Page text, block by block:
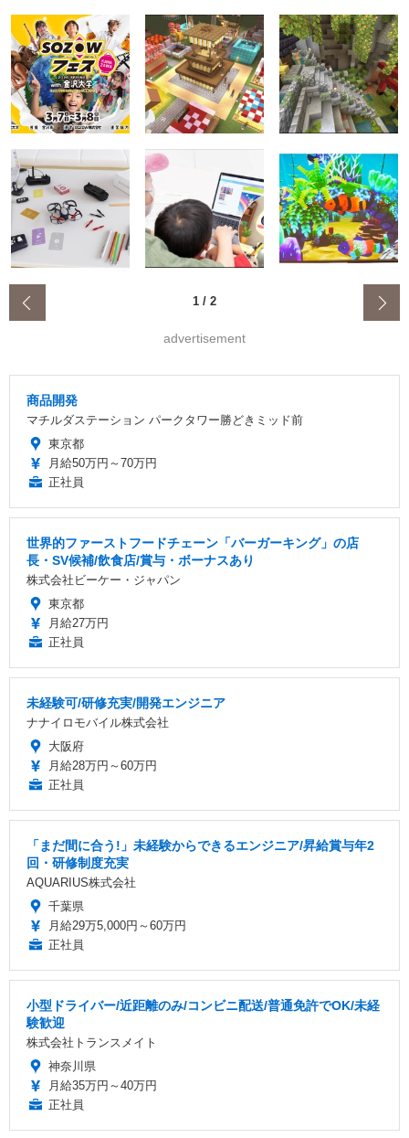
1 / 2
advertisement
商品開発
マチルダステーション パークタワー勝どきミッド前
東京都
月給50万円～70万円
正社員
世界的ファーストフードチェーン「バーガーキング」の店
長・SV候補/飲食店/賞与・ボーナスあり
株式会社ビーケー・ジャパン
東京都
月給27万円
正社員
未経験可/研修充実/開発エンジニア
ナナイロモバイル株式会社
大阪府
月給28万円～60万円
正社員
「まだ間に合う!」未経験からできるエンジニア/昇給賞与年2
回・研修制度充実
AQUARIUS株式会社
千葉県
月給29万5,000円～60万円
正社員
小型ドライバー/近距離のみ/コンビニ配送/普通免許でOK/未経
験歓迎
株式会社トランスメイト
神奈川県
月給35万円～40万円
正社員